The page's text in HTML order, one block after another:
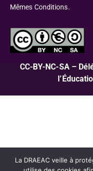
Mêmes Conditions.
CC-BY-NC-SA –
La DRAEAC veille à